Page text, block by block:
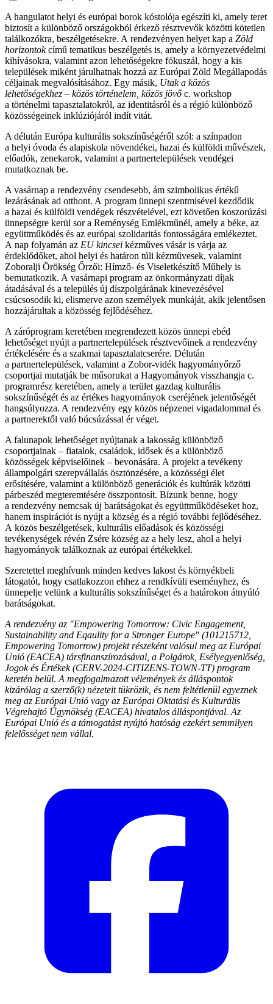
A hangulatot helyi és európai borok kóstolója egészíti ki, amely teret
biztosít a különböző országokból érkező résztvevők közötti kötetlen
találkozókra, beszélgetésekre. A rendezvényen helyet kap a Zöld
horizontokcímű tematikus beszélgetés is, amely a környezetvédelmi
kihívásokra, valamint azon lehetőségekre fókuszál, hogy a kis
települések miként járulhatnak hozzá az Európai Zöld Megállapodás
céljainak megvalósításához. Egy másik, Utak a közös
lehetőségekhez – közös történelem, közös jövőc. workshop
a történelmi tapasztalatokról, az identitásról és a régió különböző
közösségeinek inklúziójáról indít vitát.
A délután Európa kulturális sokszínűségéről szól: a színpadon
a helyi óvoda és alapiskola növendékei, hazai és külföldi művészek,
előadók, zenekarok, valamint a partnertelepülések vendégei
mutatkoznak be.
A vasárnap a rendezvény csendesebb, ám szimbolikus értékű
lezárásának ad otthont. A program ünnepi szentmisével kezdődik
a hazai és külföldi vendégek részvételével, ezt követően koszorúzási
ünnepségre kerül sor a Reménység Emlékműnél, amely a béke, az
együttműködés és az európai szolidaritás fontosságára emlékeztet.
A nap folyamán az EU kincsei kézműves vásár is várja az
érdeklődőket, ahol helyi és határon túli kézművesek, valamint
Zoboralji Örökség Őrzői: Hímző- és Viseletkészítő Műhely is
bemutatkozik. A vasárnapi program az önkormányzati díjak
átadásával és a település új díszpolgárának kinevezésével
csúcsosodik ki, elismerve azon személyek munkáját, akik jelentősen
hozzájárultak a közösség fejlődéséhez.
A záróprogram keretében megrendezett közös ünnepi ebéd
lehetőséget nyújt a partnertelepülések résztvevőinek a rendezvény
értékelésére és a szakmai tapasztalatcserére. Délután
a partnertelepülések, valamint a Zobor-vidék hagyományőrző
csoportjai mutatják be műsorukat a Hagyományok visszhangja c.
programrész keretében, amely a terület gazdag kulturális
sokszínűségét és az értékes hagyományok cseréjének jelentőségét
hangsúlyozza. A rendezvény egy közös népzenei vigadalommal és
a partnerektől való búcsúzással ér véget.
A falunapok lehetőséget nyújtanak a lakosság különböző
csoportjainak – fiatalok, családok, idősek és a különböző
közösségek képviselőinek – bevonására. A projekt a tevékeny
állampolgári szerepvállalás ösztönzésére, a közösségi élet
erősítésére, valamint a különböző generációk és kultúrák közötti
párbeszéd megteremtésére összpontosít. Bízunk benne, hogy
a rendezvény nemcsak új barátságokat és együttműködéseket hoz,
hanem inspirációt is nyújt a község és a régió további fejlődéséhez.
A közös beszélgetések, kulturális előadások és közösségi
tevékenységek révén Zsére község az a hely lesz, ahol a helyi
hagyományok találkoznak az európai értékekkel.
Szeretettel meghívunk minden kedves lakost és környékbeli
látogatót, hogy csatlakozzon ehhez a rendkívüli eseményhez, és
ünnepelje velünk a kulturális sokszínűséget és a határokon átnyúló
barátságokat.
A rendezvény az "Empowering Tomorrow: Civic Engagement,
Sustainability and Eqaulity for a Stronger Europe" (101215712,
Empowering Tomorrow) projekt részeként valósul meg az Európai
Unió (EACEA) társfinanszírozásával, a Polgárok, Esélyegyenlőség,
Jogok és Értékek (CERV-2024-CITIZENS-TOWN-TT) program
keretén belül. A megfogalmazott vélemények és álláspontok
kizárólag a szerző(k) nézeteit tükrözik, és nem feltétlenül egyeznek
meg az Európai Unió vagy az Európai Oktatási és Kulturális
Végrehajtó Ügynökség (EACEA) hivatalos álláspontjával. Az
Európai Unió és a támogatást nyújtó hatóság ezekért semmilyen
felelősséget nem vállal.